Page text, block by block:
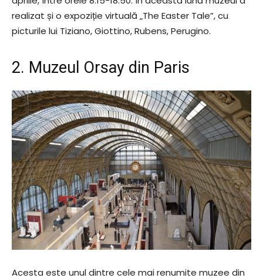
realizat și o expoziție virtuală „The Easter Tale”, cu
picturile lui Tiziano, Giottino, Rubens, Perugino.
2. Muzeul Orsay din Paris
Acesta este unul dintre cele mai renumite muzee din